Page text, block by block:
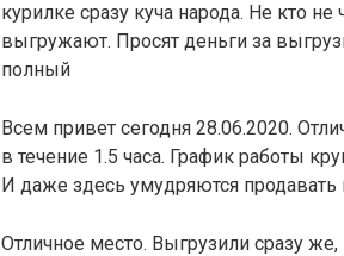
курилке сразу куча народа. Не кто
выгружают. Просят деньги за
полный
Всем привет сегодня 28.06.2020.
в течение 1.5 часа. График работы
И даже здесь умудряются
Отличное место. Выгрузили сразу же,